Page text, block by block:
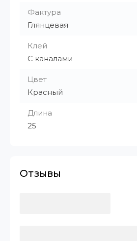
Фактура
Глянцевая
Клей
С каналами
Цвет
Красный
Длина
25
Отзывы